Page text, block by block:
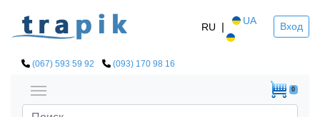
RU | UA Вход
(067) 593 59 92 (093) 170 98 16
0